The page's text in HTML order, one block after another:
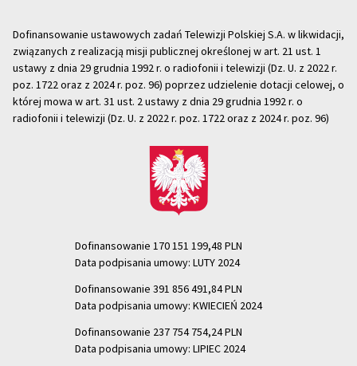
Dofinansowanie ustawowych zadań Telewizji Polskiej S.A. w likwidacji,
związanych z realizacją misji publicznej określonej w art. 21 ust. 1
ustawy z dnia 29 grudnia 1992 r. o radiofonii i telewizji (Dz. U. z 2022 r.
poz. 1722 oraz z 2024 r. poz. 96) poprzez udzielenie dotacji celowej, o
której mowa w art. 31 ust. 2 ustawy z dnia 29 grudnia 1992 r. o
radiofonii i telewizji (Dz. U. z 2022 r. poz. 1722 oraz z 2024 r. poz. 96)
Dofinansowanie 170 151 199,48 PLN
Data podpisania umowy: LUTY 2024
Dofinansowanie 391 856 491,84 PLN
Data podpisania umowy: KWIECIEŃ 2024
Dofinansowanie 237 754 754,24 PLN
Data podpisania umowy: LIPIEC 2024